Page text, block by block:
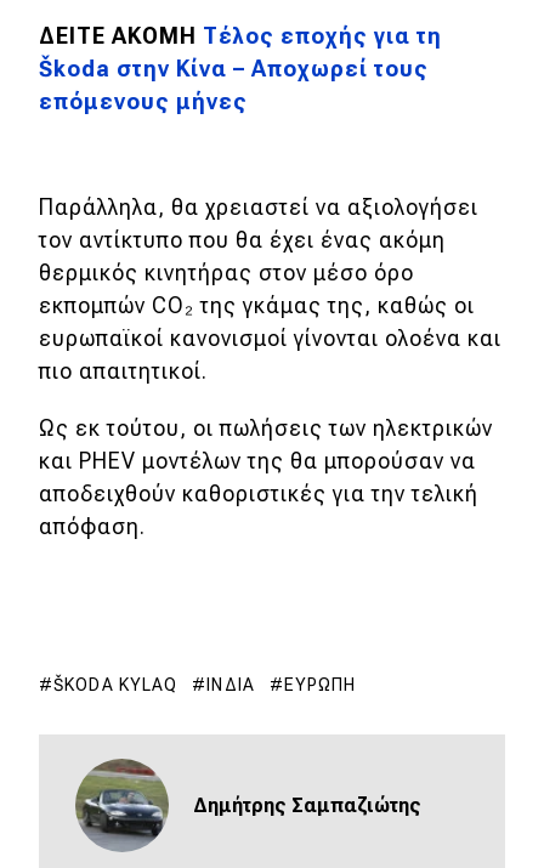
ΔΕΙΤΕ ΑΚΟΜΗ Τέλος εποχής για τη
Škoda στην Κίνα – Αποχωρεί τους
επόμενους μήνες
Παράλληλα, θα χρειαστεί να αξιολογήσει
τον αντίκτυπο που θα έχει ένας ακόμη
θερμικός κινητήρας στον μέσο όρο
εκπομπών CO₂ της γκάμας της, καθώς οι
ευρωπαϊκοί κανονισμοί γίνονται ολοένα και
πιο απαιτητικοί.
Ως εκ τούτου, οι πωλήσεις των ηλεκτρικών
και PHEV μοντέλων της θα μπορούσαν να
αποδειχθούν καθοριστικές για την τελική
απόφαση.
ŠKODA KYLAQ ΙΝΔΊΑ ΕΥΡΏΠΗ
Δημήτρης Σαμπαζιώτης